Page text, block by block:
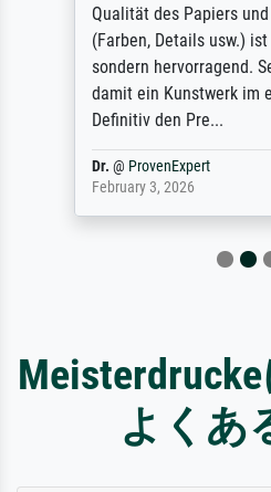
Qualität des Papiers
(Farben, Details usw.)
sondern hervorragend.
damit ein Kunstwerk im
Definitiv den Pre...
Dr. @ ProvenExpert
February 3, 2026
よくあ